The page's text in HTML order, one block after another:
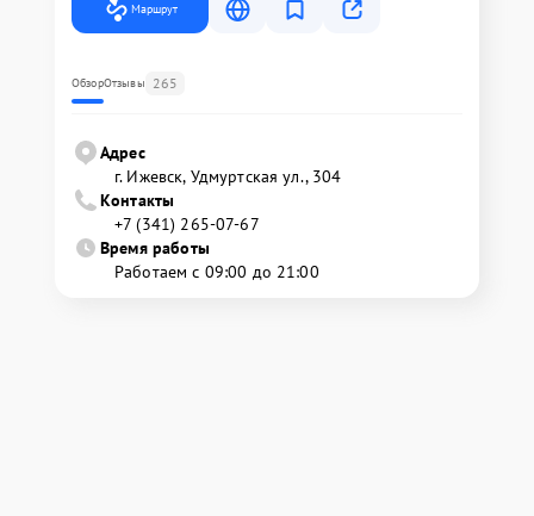
Маршрут
ОбзорОтзывы 265
Адрес
г. Ижевск, Удмуртская ул., 304
Контакты
+7 (341) 265-07-67
Время работы
Работаем с 09:00 до 21:00